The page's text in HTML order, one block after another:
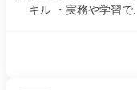
キル ・実務や学習で...